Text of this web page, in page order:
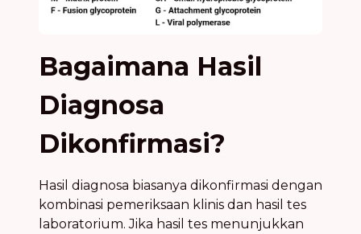
Bagaimana Hasil
Diagnosa
Dikonfirmasi?
Hasil diagnosa biasanya dikonfirmasi dengan
kombinasi pemeriksaan klinis dan hasil tes
laboratorium. Jika hasil tes menunjukkan